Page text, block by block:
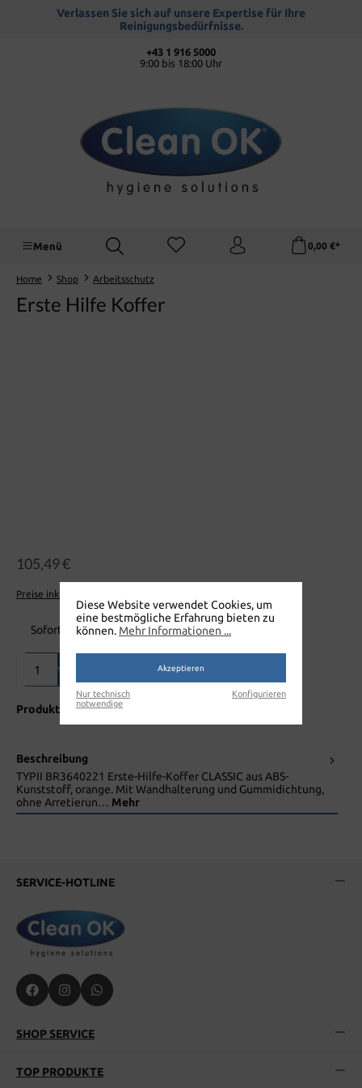
springenVerlassen Sie sich auf unsere Expertise für Ihre
Reinigungsbedürfnisse.
+43 1 916 5000
9:00 bis 18:00 Uhr
Menü 0,00 €*
Home Shop Arbeitsschutz
Erste Hilfe Koffer
105,49 €
Preise inkl. MwSt. zzgl. Versandkosten
Sofort verfügbar, Lieferzeit: 1-3 Tage
In den Warenkorb
Produktnummer:A500
Beschreibung
TYPII BR3640221 Erste-Hilfe-Koffer CLASSIC aus ABS-
Kunststoff, orange. Mit Wandhalterung und Gummidichtung,
ohne Arretierun… Mehr
SERVICE-HOTLINE
SHOP SERVICE
TOP PRODUKTE
Diese Website verwendet Cookies, um
eine bestmögliche Erfahrung bieten zu
können. Mehr Informationen ...
Akzeptieren
Nur technisch
notwendige
Konfigurieren